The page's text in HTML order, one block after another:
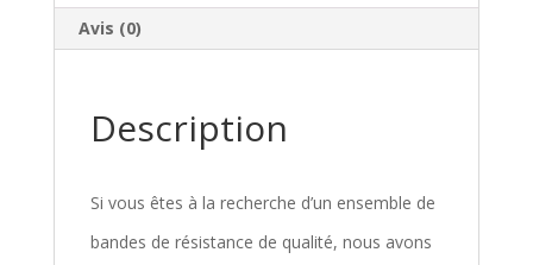
Avis (0)
Description
Si vous êtes à la recherche d’un ensemble de
bandes de résistance de qualité, nous avons